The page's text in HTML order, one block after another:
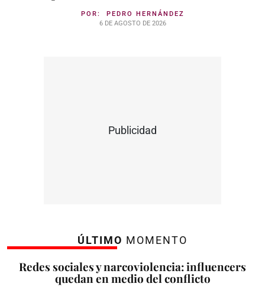
POR: PEDRO HERNÁNDEZ
6 DE AGOSTO DE 2026
Publicidad
ÚLTIMO MOMENTO
Redes sociales y narcoviolencia: influencers
quedan en medio del conflicto